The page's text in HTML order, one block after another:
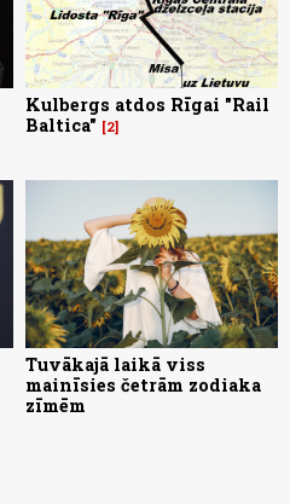
Kulbergs atdos Rīgai "Rail
Baltica"
2
Tuvākajā laikā viss
mainīsies četrām zodiaka
zīmēm